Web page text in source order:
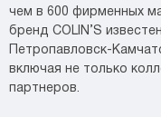
чем в 600 фирменных
бренд COLIN’S
Петропавловск-
включая не только
партнеров.